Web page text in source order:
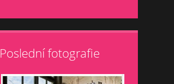
Poslední fotografie